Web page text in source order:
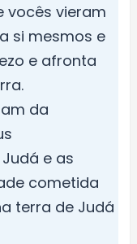
vocês vieram
si mesmos e
e afronta
da
e as
cometida
terra de Judá